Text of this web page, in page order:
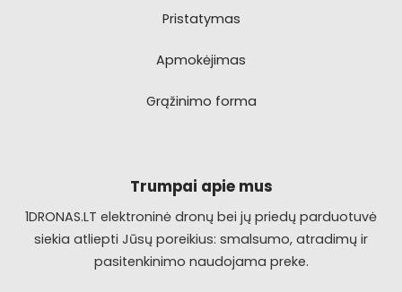
Pristatymas
Apmokėjimas
Grąžinimo forma
Trumpai apie mus
1DRONAS.LT elektroninė dronų bei jų priedų parduotuvė
siekia atliepti Jūsų poreikius: smalsumo, atradimų ir
pasitenkinimo naudojama preke.